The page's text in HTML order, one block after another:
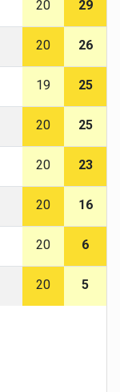
20 29
20 26
19 25
20 25
20 23
20 16
20 6
20 5